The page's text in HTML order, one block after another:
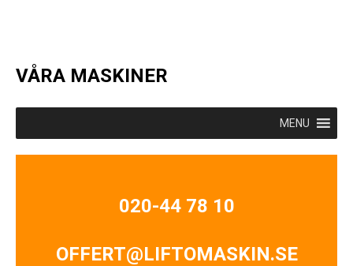
VÅRA MASKINER
MENU
020-44 78 10
OFFERT@LIFTOMASKIN.SE